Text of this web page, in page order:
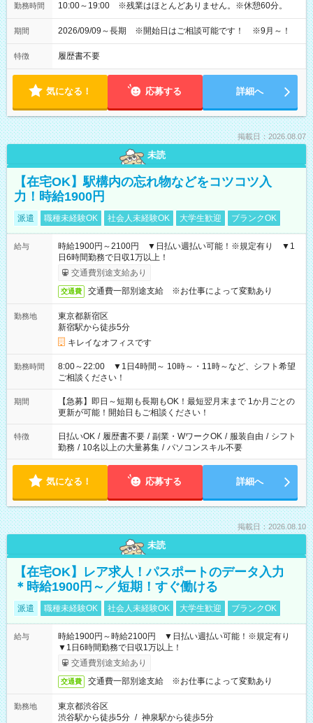
勤務時間 10:00～19:00 ※残業はほとんどありません。※休憩60分。
期間 2026/09/09～長期 ※開始日はご相談可能です！ ※9月～！
特徴 履歴書不要
気になる！ 応募する 詳細へ
掲載日：2026.08.07
未読
【在宅OK】駅構内の忘れ物などをコツコツ入
力！時給1900円
派遣 職種未経験OK 社会人未経験OK 大学生歓迎 ブランクOK
給与
時給1900円～2100円 ▼日払い週払い可能！※規定有り ▼1
日6時間勤務で日収1万以上！
交通費別途支給あり
交通費 交通費一部別途支給 ※お仕事によって変動あり
勤務地
東京都新宿区
新宿駅から徒歩5分
キレイなオフィスです
勤務時間
8:00～22:00 ▼1日4時間～ 10時～・11時～など、シフト希望
ご相談ください！
期間
【急募】即日～短期も長期もOK！最短翌月末まで 1か月ごとの
更新が可能！開始日もご相談ください！
特徴 日払いOK / 履歴書不要 / 副業・WワークOK / 服装自由 / シフト
勤務 / 10名以上の大量募集 / パソコンスキル不要
気になる！ 応募する 詳細へ
掲載日：2026.08.10
未読
【在宅OK】レア求人！パスポートのデータ入力
＊時給1900円～／短期！すぐ働ける
派遣 職種未経験OK 社会人未経験OK 大学生歓迎 ブランクOK
給与
時給1900円～時給2100円 ▼日払い週払い可能！※規定有り
▼1日6時間勤務で日収1万以上！
交通費別途支給あり
交通費 交通費一部別途支給 ※お仕事によって変動あり
勤務地
東京都渋谷区
渋谷駅から徒歩5分 / 神泉駅から徒歩5分